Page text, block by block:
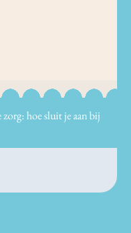
hoe sluit je aan bij